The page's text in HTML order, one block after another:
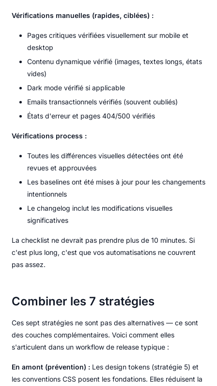
Vérifications manuelles (rapides, ciblées) :
Pages critiques vérifiées visuellement sur mobile et
desktop
Contenu dynamique vérifié (images, textes longs, états
vides)
Dark mode vérifié si applicable
Emails transactionnels vérifiés (souvent oubliés)
États d'erreur et pages 404/500 vérifiés
Vérifications process :
Toutes les différences visuelles détectées ont été
revues et approuvées
Les baselines ont été mises à jour pour les changements
intentionnels
Le changelog inclut les modifications visuelles
significatives
La checklist ne devrait pas prendre plus de 10 minutes. Si
c'est plus long, c'est que vos automatisations ne couvrent
pas assez.
Combiner les 7 stratégies
Ces sept stratégies ne sont pas des alternatives — ce sont
des couches complémentaires. Voici comment elles
s'articulent dans un workflow de release typique :
En amont (prévention) : Les design tokens (stratégie 5) et
les conventions CSS posent les fondations. Elles réduisent la